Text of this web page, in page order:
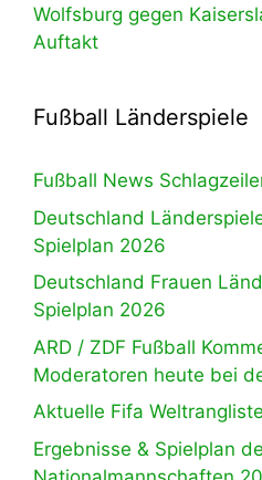
Wolfsburg gegen
Auftakt
Fußball Länderspiele
Fußball News
Deutschland
Spielplan 2026
Deutschland Frauen
Spielplan 2026
ARD / ZDF Fußball
Moderatoren heute bei
Aktuelle Fifa
Ergebnisse & Spielplan